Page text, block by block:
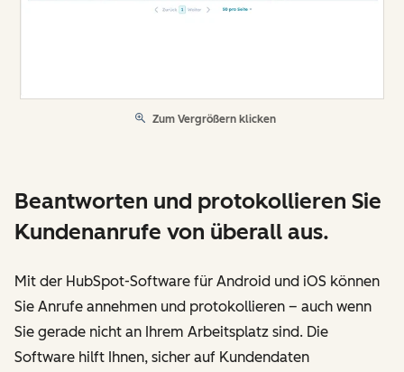
Zum Vergrößern klicken
Beantworten und protokollieren Sie
Kundenanrufe von überall aus.
Mit der HubSpot-Software für Android und iOS können
Sie Anrufe annehmen und protokollieren – auch wenn
Sie gerade nicht an Ihrem Arbeitsplatz sind. Die
Software hilft Ihnen, sicher auf Kundendaten